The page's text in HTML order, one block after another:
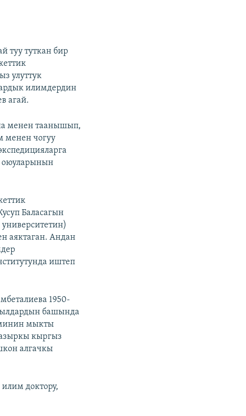
туу туткан бир
улуттук
илимдердин
агай.
менен таанышып,
менен чогуу
оюуларынын
Баласагын
аяктаган. Андан
иштеп
1950-
башында
мыкты
кыргыз
алгачкы
доктору,